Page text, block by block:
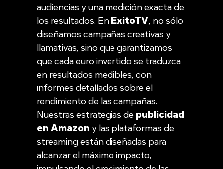
audiencias y una medición exacta de
los resultados. En ExitoTV, no sólo
diseñamos campañas creativas y
llamativas, sino que garantizamos
que cada euro invertido se traduzca
en resultados medibles, con
informes detallados sobre el
rendimiento de las campañas.
Nuestras estrategias de publicidad
en Amazon y las plataformas de
streaming están diseñadas para
alcanzar el máximo impacto,